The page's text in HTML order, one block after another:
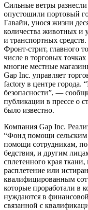
Сильные ветры
опустошили портовый
Гавайи, унося жизни
количества животных и
и транспортных
Фронт-стрит, главного
числе в торговых
многие местные
Gap Inc. управляет
factory в центре города.
безопасности”, —
публикации в прессе о
было известно.
Компания Gap Inc.
“Фонд помощи сельским
помощи сотрудникам,
бедствия, и другим
сплетенного края
расплетение или
квалифицированным
которые проработали в
нуждаются в
связанной с